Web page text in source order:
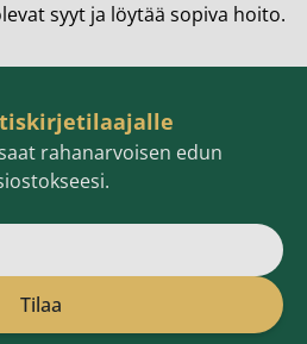
syyt ja löytää sopiva hoito.
rahanarvoisen edun
Sähköpostiosoite
Tilaa